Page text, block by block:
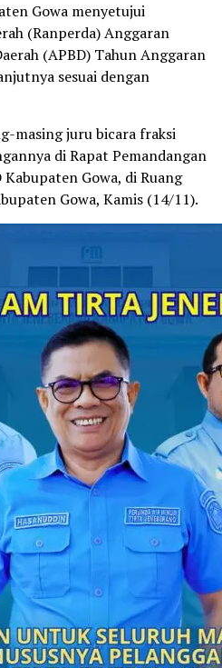
Gowa menyetujui
(Ranperda) Anggaran
(APBD) Tahun Anggaran
sesuai dengan
masing juru bicara fraksi
di Rapat Pemandangan
Gowa, di Ruang
Gowa, Kamis (14/11).